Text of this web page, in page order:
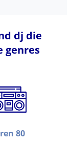
dj die
genres
80